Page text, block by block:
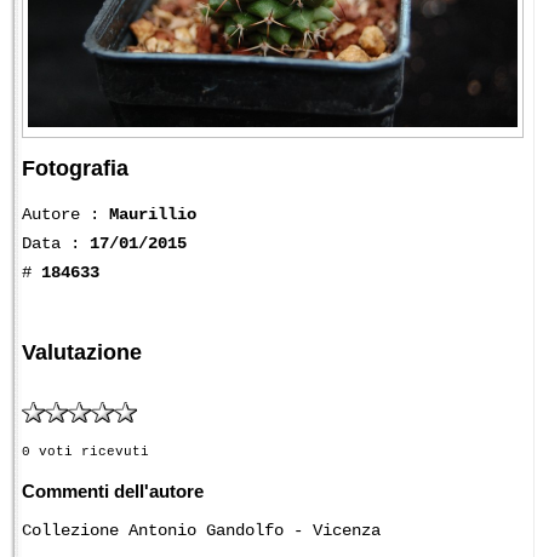
Fotografia
Autore : Maurillio
Data : 17/01/2015
# 184633
Valutazione
0 voti ricevuti
Commenti dell'autore
Collezione Antonio Gandolfo - Vicenza